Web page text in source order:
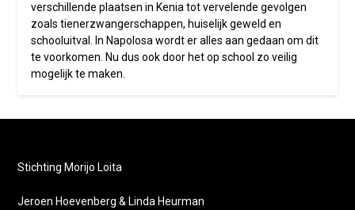
verschillende plaatsen in Kenia tot vervelende gevolgen
zoals tienerzwangerschappen, huiselijk geweld en
schooluitval. In Napolosa wordt er alles aan gedaan om dit
te voorkomen. Nu dus ook door het op school zo veilig
mogelijk te maken.
Stichting Morijo Loita
Jeroen Hoevenberg & Linda Heurman